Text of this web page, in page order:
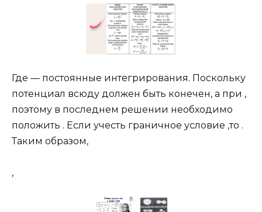
Где — постоянные интегрирования. Поскольку
потенциал всюду должен быть конечен, а при ,
поэтому в последнем решении необходимо
положить . Если учесть граничное условие ,то .
Таким образом,
,